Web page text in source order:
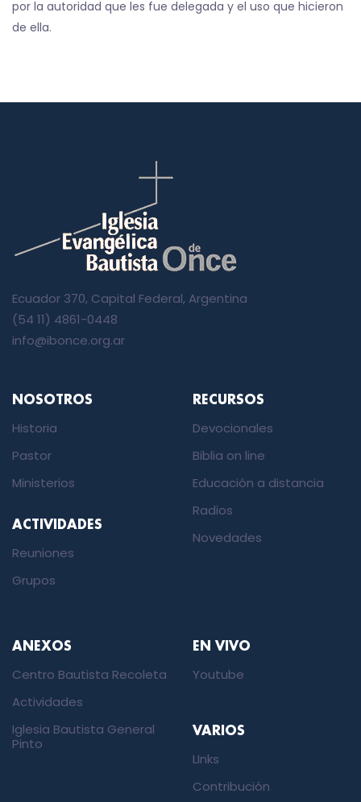
por la autoridad que les fue delegada y el uso que hicieron
de ella.
Ecuador 370, Capital Federal, Argentina
(54 11) 4861-0448
info@ibonce.org.ar
NOSOTROS
Historia
Pastor
Ministerios
ACTIVIDADES
Reuniones
Grupos
RECURSOS
Devocionales
Biblia on line
Educación a distancia
Radios
Novedades
ANEXOS
Centro Bautista Recoleta
Actividades
Iglesia Bautista General
Pinto
EN VIVO
Youtube
VARIOS
LInks
Contribución